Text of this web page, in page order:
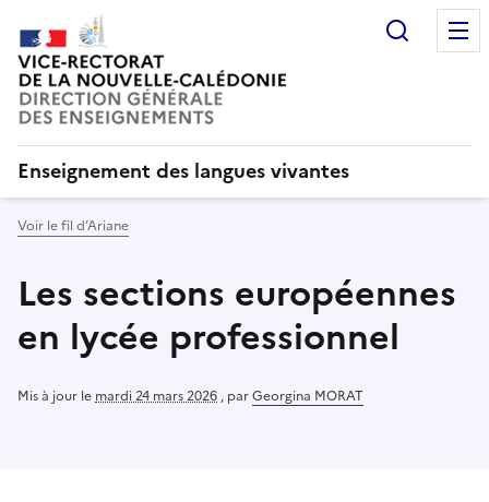
Enseignement des langues vivantes
Voir le fil d’Ariane
Les sections européennes
en lycée professionnel
Mis à jour le mardi 24 mars 2026 , parGeorgina MORAT